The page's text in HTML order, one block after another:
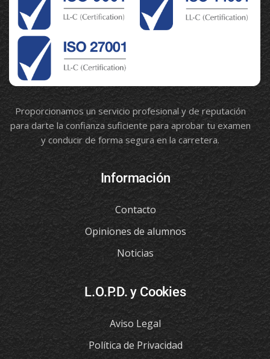
Proporcionamos un servicio profesional y de reputación
para darte la confianza suficiente para aprobar tu examen
y conducir de forma segura en la carretera.
Información
Contacto
Opiniones de alumnos
Noticias
L.O.P.D. y Cookies
Aviso Legal
Política de Privacidad